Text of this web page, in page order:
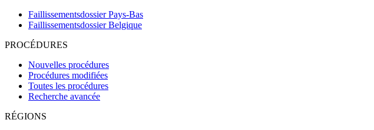
Faillissementsdossier Pays-Bas
Faillissementsdossier Belgique
PROCÉDURES
Nouvelles procédures
Procédures modifiées
Toutes les procédures
Recherche avancée
RÉGIONS